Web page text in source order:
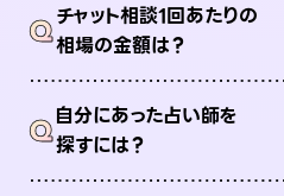
Qチャット相談1回あたりの
相場の金額は？
Q自分にあった占い師を
探すには？